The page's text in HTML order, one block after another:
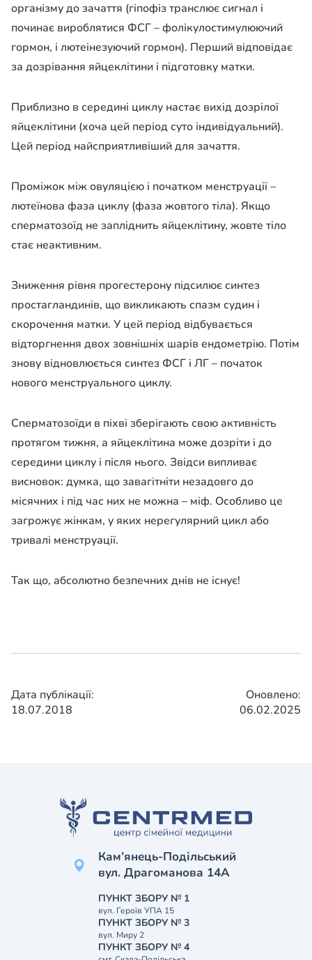
організму до зачаття (гіпофіз транслює сигнал і
починає вироблятися ФСГ – фолікулостимулюючий
гормон, і лютеінезуючий гормон). Перший відповідає
за дозрівання яйцеклітини і підготовку матки.
Приблизно в середині циклу настає вихід дозрілої
яйцеклітини (хоча цей період суто індивідуальний).
Цей період найсприятливіший для зачаття.
Проміжок між овуляцією і початком менструації –
лютеїнова фаза циклу (фаза жовтого тіла). Якщо
сперматозоїд не запліднить яйцеклітину, жовте тіло
стає неактивним.
Зниження рівня прогестерону підсилює синтез
простагландинів, що викликають спазм судин і
скорочення матки. У цей період відбувається
відторгнення двох зовнішніх шарів ендометрію. Потім
знову відновлюється синтез ФСГ і ЛГ – початок
нового менструального циклу.
Сперматозоїди в піхві зберігають свою активність
протягом тижня, а яйцеклітина може дозріти і до
середини циклу і після нього. Звідси випливає
висновок: думка, що завагітніти незадовго до
місячних і під час них не можна – міф. Особливо це
загрожує жінкам, у яких нерегулярний цикл або
тривалі менструації.
Так що, абсолютно безпечних днів не існує!
Дата публікації:
18.07.2018
Оновлено:
06.02.2025
Кам’янець-Подільський
вул. Драгоманова 14А
ПУНКТ ЗБОРУ № 1
вул. Героїв УПА 15
ПУНКТ ЗБОРУ № 3
вул. Миру 2
ПУНКТ ЗБОРУ № 4